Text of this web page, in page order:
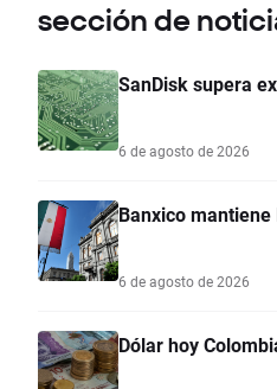
sección de
SanDisk supera
6 de agosto de 2026
Banxico
6 de agosto de 2026
Dólar hoy